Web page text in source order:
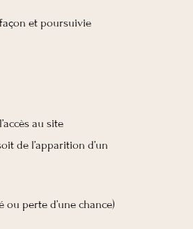
et poursuivie
au site
de l’apparition d’un
perte d’une chance)